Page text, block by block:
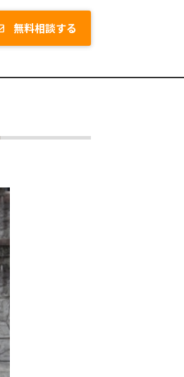
無料相談する